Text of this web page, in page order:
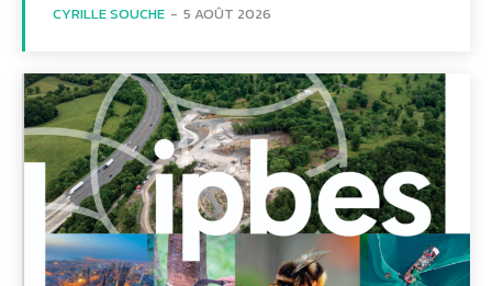
CYRILLE SOUCHE - 5 AOÛT 2026